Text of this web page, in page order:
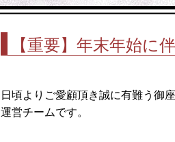
【重要】年末年始に
日頃よりご愛顧頂き誠に有難う御座
運営チームです。